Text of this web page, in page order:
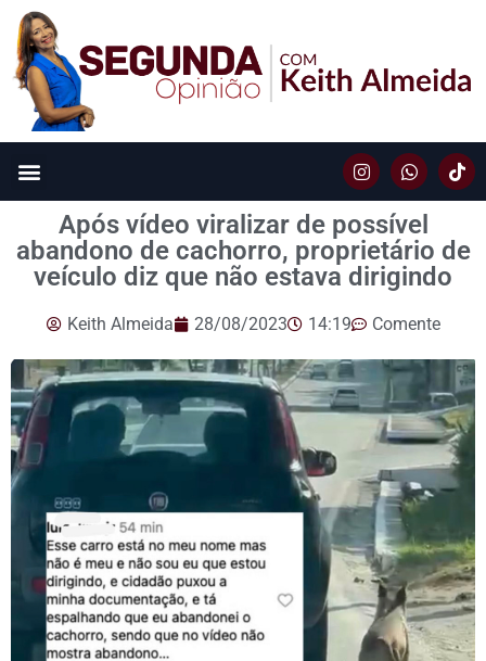
Após vídeo viralizar de possível
abandono de cachorro, proprietário de
veículo diz que não estava dirigindo
Keith Almeida 28/08/2023 14:19 Comente